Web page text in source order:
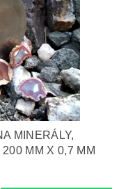
MINERÁLY,
MM X 0,7 MM